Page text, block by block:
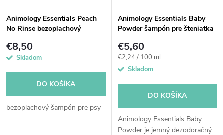
p
r
o
d
p
r
o
u
Animology Essentials Peach
No Rinse bezoplachový
v spreji pre psy
€8,50
Skladom
DO KOŠÍKA
bezoplachový šampón pre psy
Animology Essentials Baby
Powder šampón pre šteniatka
€5,60
Jednotková
cena:
€2,24 / 100 ml
Skladom
DO KOŠÍKA
Animology Essentials Baby
Powder je jemný dezodoračný